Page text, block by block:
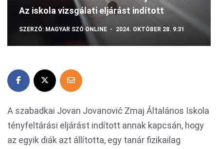
Az iskola vizsgálati eljárást indított
SZERZŐ: MAGYAR SZÓ ONLINE 2024. OKTÓBER 28. 9:31
A szabadkai Jovan Jovanović Zmaj Általános Iskola
tényfeltárási eljárást indított annak kapcsán, hogy
az egyik diák azt állította, egy tanár fizikailag